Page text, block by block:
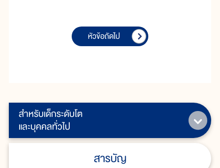
สำหรับเด็กระดับโต
และบุคคลทั่วไป
สารบัญ
หัวข้อถัดไป